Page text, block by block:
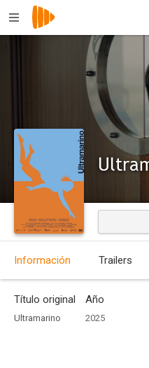
Información Trailers
Título original
Ultramarino
Año
2025